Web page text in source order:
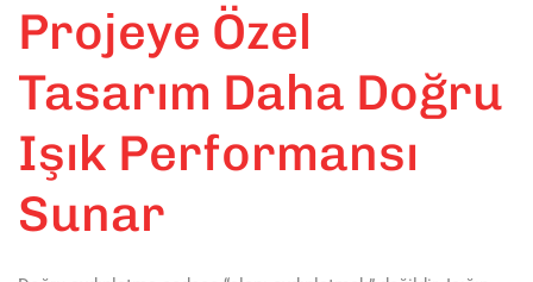
Projeye Özel
Tasarım Daha Doğru
Işık Performansı
Sunar